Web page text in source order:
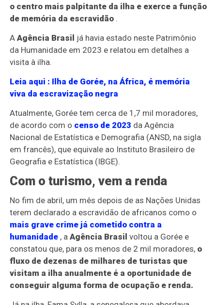
o centro mais palpitante da ilha e exerce a função
de memória da escravidão .
AAgência Brasil já havia estado neste Patrimônio
da Humanidade em 2023 e relatou em detalhes a
visita à ilha.
Leia aqui : Ilha de Gorée, na África, é memória
viva da escravização negra
Atualmente, Gorée tem cerca de 1,7 mil moradores,
de acordo com o censo de 2023 da Agência
Nacional de Estatística e Demografia (ANSD, na sigla
em francês), que equivale ao Instituto Brasileiro de
Geografia e Estatística (IBGE).
Com o turismo, vem a renda
No fim de abril, um mês depois de as Nações Unidas
terem declarado a escravidão de africanos como o
mais grave crime já cometido contra a
humanidade , aAgência Brasil voltou a Gorée e
constatou que, para os menos de 2 mil moradores, o
fluxo de dezenas de milhares de turistas que
visitam a ilha anualmente é a oportunidade de
conseguir alguma forma de ocupação e renda.